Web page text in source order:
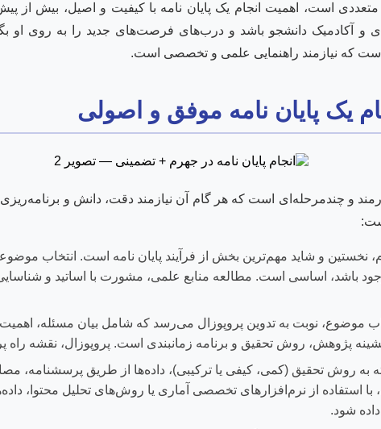
است، اهمیت انجام یک پایان نامه با کیفیت و اصیل، بیش از
و آکادمیک دانشجو باشد و درب‌های فرصت‌های جدید را به روی او
که نیازمند راهنمایی علمی و تخصصی است.
یک پایان نامه موفق و اصولی
و چندمرحله‌ای است که هر گام آن نیازمند دقت، دانش و
نخستین و شاید مهم‌ترین بخش از فرآیند پایان نامه است. انتخاب
باشد، اساسی است. مطالعه منابع علمی، مشورت با اساتید و
موضوع، نوبت به تدوین پروپوزال می‌رسد که شامل بیان مسئله،
پژوهش، روش تحقیق و برنامه زمانبندی است. پروپوزال، نقشه
به روش تحقیق (کمی، کیفی یا ترکیبی)، داده‌ها از طریق پرسشنامه،
استفاده از نرم‌افزارهای تخصصی آماری یا روش‌های تحلیل محتوا،
شود.